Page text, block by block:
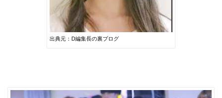
出典元：D編集長の裏ブログ